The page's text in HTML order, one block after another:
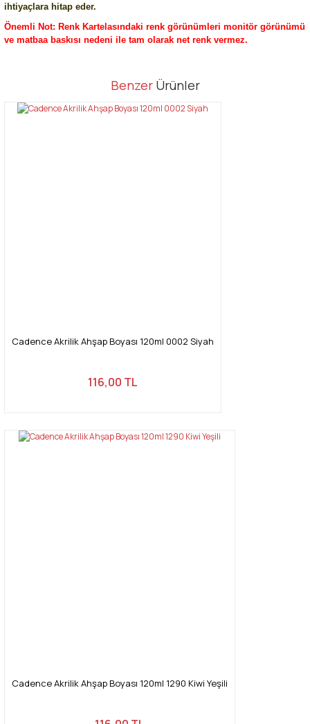
ihtiyaçlara hitap eder.
Önemli Not: Renk Kartelasındaki renk görünümleri monitör görünümü
ve matbaa baskısı nedeni ile tam olarak net renk vermez.
Bu ürüne ilk yorumu siz yapın!
Bu ürünün fiyat bilgisi, resim, ürün açıklamalarında ve diğer
tarafımıza iletebilirsiniz.
Benzer Ürünler
Cadence Akrilik Ahşap Boyası 120ml 0002 Siyah
116,00 TL
Cadence Akrilik Ahşap Boyası 120ml 1290 Kiwi Yeşili